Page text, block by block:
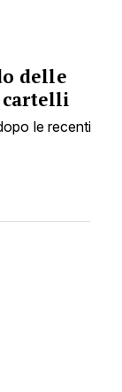
delle
cartelli
le recenti